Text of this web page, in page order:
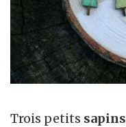
Trois petits sapins